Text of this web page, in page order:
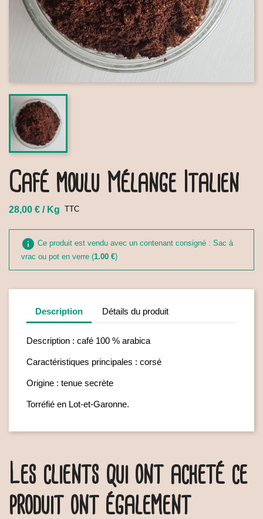
Café moulu Mélange Italien
28,00 € / Kg TTC
info Ce produit est vendu avec un contenant consigné : Sac à
vrac ou pot en verre (1.00 €)
Description Détails du produit
Description : café 100 % arabica
Caractéristiques principales : corsé
Origine : tenue secrète
Torréfié en Lot-et-Garonne.
Les clients qui ont acheté ce
produit ont également